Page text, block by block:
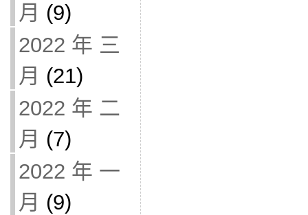
月 (9)
2022 年 三
月 (21)
2022 年 二
月 (7)
2022 年 一
月 (9)